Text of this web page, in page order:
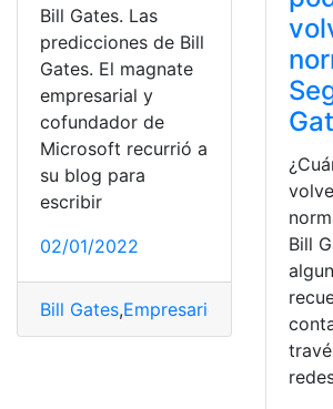
Bill Gates. Las
predicciones de Bill
Gates. El magnate
empresarial y
cofundador de
Microsoft recurrió a
su blog para
escribir
02/01/2022
Bill Gates,Empresario ,
Bill